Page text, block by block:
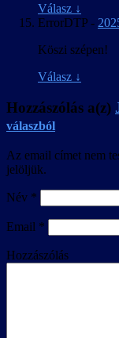
Válasz ↓
ErrorDTP -
Köszi szépen!
Válasz ↓
Hozzászólás a(z)
válaszból
Az email címet nem
jelöljük.
Név *
Email *
Hozzászólás